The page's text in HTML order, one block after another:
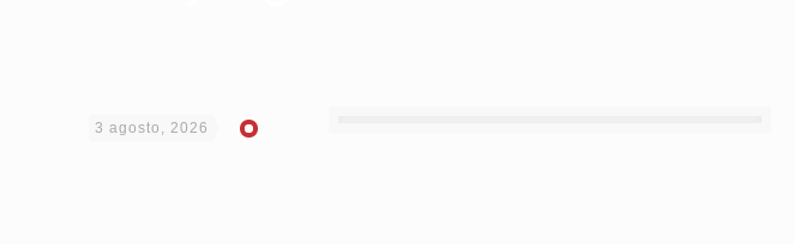
3 agosto, 2026